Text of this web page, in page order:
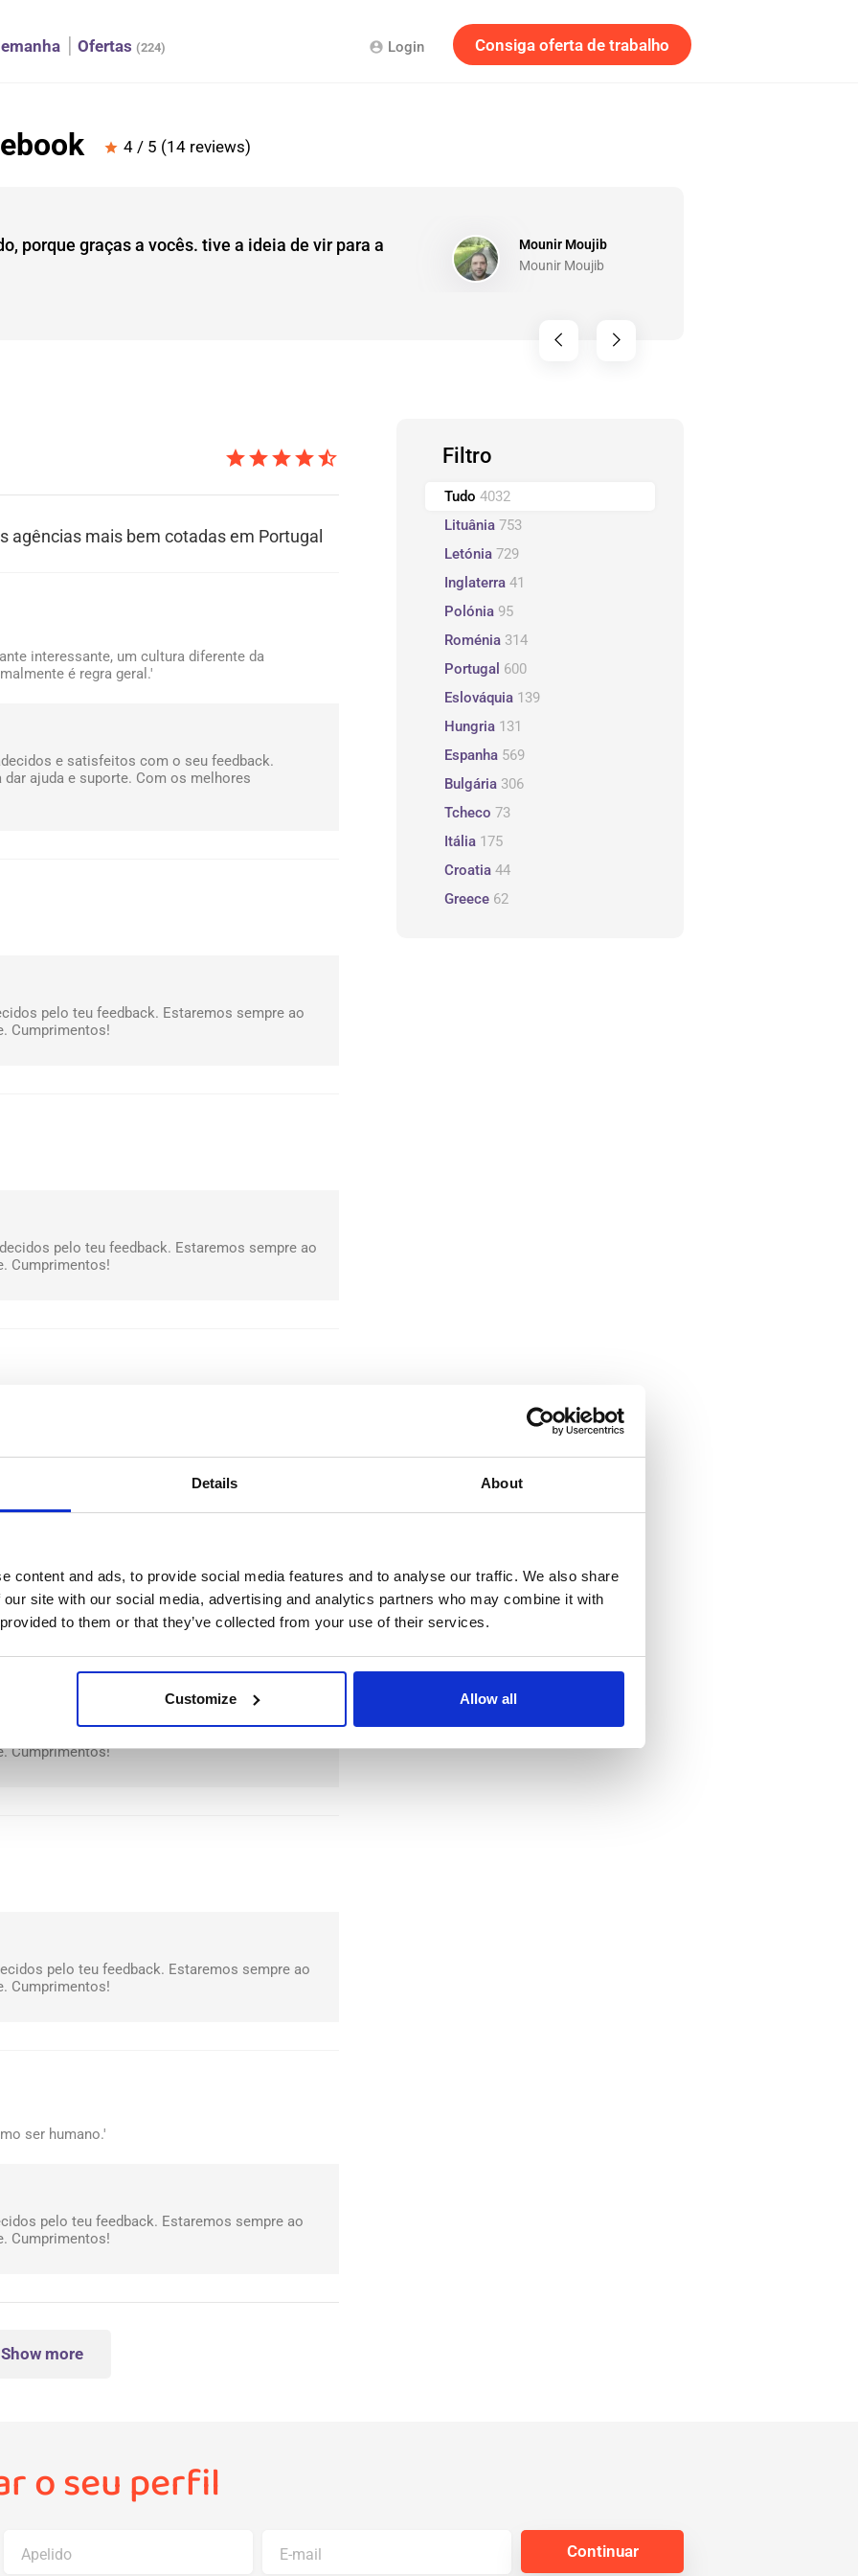
Details About
content and ads, to provide social media features and to analyse our traffic. We also share
site with our social media, advertising and analytics partners who may combine it with
to them or that they’ve collected from your use of their services.
Customize Allow all
Ofertas (224) Consiga oferta de trabalho
account_circle Login
star 4 / 5 (14 reviews)
chevron_left
porque graças a vocês. tive a ideia de vir para a
Mounir Moujib
Mounir Moujib
chevron_right
starstarstarstarstar_half
agências mais bem cotadas em Portugal
interessante, um cultura diferente da
é regra geral.'
e satisfeitos com o seu feedback.
ajuda e suporte. Com os melhores
pelo teu feedback. Estaremos sempre ao
Cumprimentos!
pelo teu feedback. Estaremos sempre ao
Cumprimentos!
Robin
Cumprimentos!
pelo teu feedback. Estaremos sempre ao
Cumprimentos!
ser humano.'
pelo teu feedback. Estaremos sempre ao
Cumprimentos!
Show more
Filtro
Tudo 4032
Lituânia 753
Letónia 729
Inglaterra 41
Polónia 95
Roménia 314
Portugal 600
Eslováquia 139
Hungria 131
Espanha 569
Bulgária 306
Tcheco 73
Itália 175
Croatia 44
Greece 62
o seu perfil
Apelido E-mail